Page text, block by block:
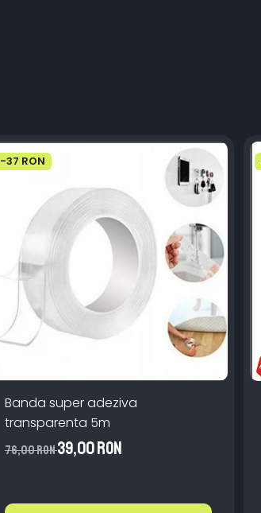
-37 RON
Banda super adeziva
transparenta 5m
76,00 RON39,00 RON